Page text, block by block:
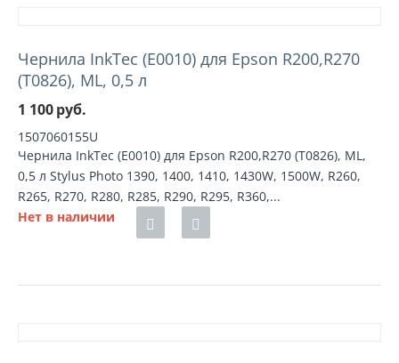
Чернила InkTec (E0010) для Epson R200,R270
(T0826), ML, 0,5 л
1 100руб.
1507060155U
Чернила InkTec (E0010) для Epson R200,R270 (T0826), ML,
0,5 л Stylus Photo 1390, 1400, 1410, 1430W, 1500W, R260,
R265, R270, R280, R285, R290, R295, R360,...
Нет в наличии